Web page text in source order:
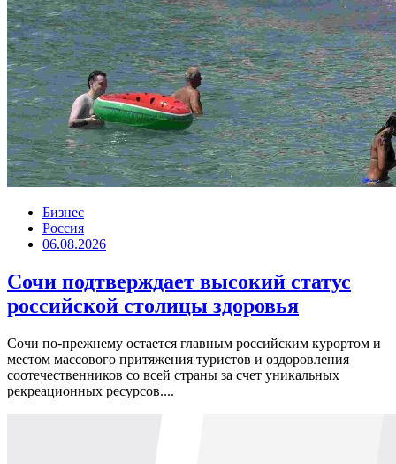
Бизнес
Россия
06.08.2026
Сочи подтверждает высокий статус
российской столицы здоровья
Сочи по-прежнему остается главным российским курортом и
местом массового притяжения туристов и оздоровления
соотечественников со всей страны за счет уникальных
рекреационных ресурсов....